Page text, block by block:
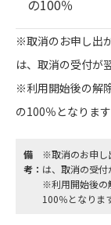
の100％
※取消のお申し出
は、取消の受付が
※利用開始後の解
の100％となります
備
考：
※取消のお申し
は、取消の受付
※利用開始後の
100％となりま